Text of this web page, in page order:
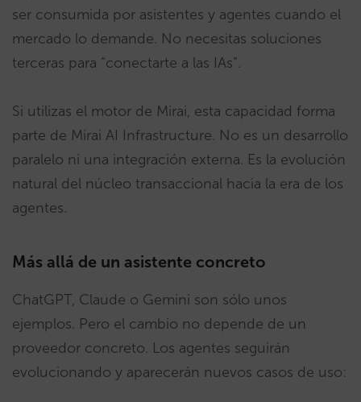
ser consumida por asistentes y agentes cuando el
mercado lo demande. No necesitas soluciones
terceras para “conectarte a las IAs”.
Si utilizas el motor de Mirai, esta capacidad forma
parte de Mirai AI Infrastructure. No es un desarrollo
paralelo ni una integración externa. Es la evolución
natural del núcleo transaccional hacia la era de los
agentes.
Más allá de un asistente concreto
ChatGPT, Claude o Gemini son sólo unos
ejemplos. Pero el cambio no depende de un
proveedor concreto. Los agentes seguirán
evolucionando y aparecerán nuevos casos de uso: